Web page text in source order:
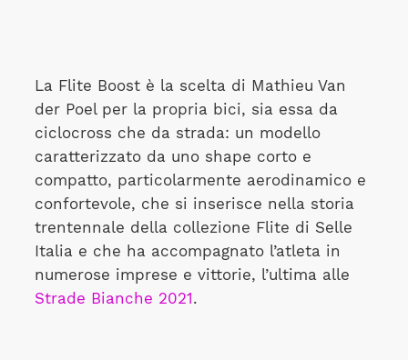
La Flite Boost è la scelta di Mathieu Van
der Poel per la propria bici, sia essa da
ciclocross che da strada: un modello
caratterizzato da uno shape corto e
compatto, particolarmente aerodinamico e
confortevole, che si inserisce nella storia
trentennale della collezione Flite di Selle
Italia e che ha accompagnato l’atleta in
numerose imprese e vittorie, l’ultima alle
Strade Bianche 2021.